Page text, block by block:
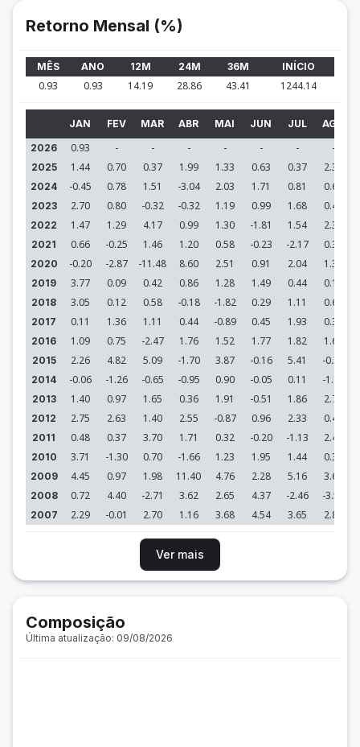
Retorno Mensal (%)
MÊS ANO 12M 24M 36M INÍCIO
0.93 0.93 14.19 28.86 43.41 1244.14
JAN FEV MAR ABR MAI JUN JUL AGO
2026
0.93 - - - - - - -
2025 1.44 0.70 0.37 1.99 1.33 0.63 0.37 2.30
2024 -0.45 0.78 1.51 -3.04 2.03 1.71 0.81 0.65
2023 2.70 0.80 -0.32 -0.32 1.19 0.99 1.68 0.43
2022 1.47 1.29 4.17 0.99 1.30 -1.81 1.54 2.33
2021 0.66 -0.25 1.46 1.20 0.58 -0.23 -2.17 0.32
2020 -0.20 -2.87 -11.48 8.60 2.51 0.91 2.04 1.32
2019 3.77 0.09 0.42 0.86 1.28 1.49 0.44 0.17
2018 3.05 0.12 0.58 -0.18 -1.82 0.29 1.11 0.69
2017 0.11 1.36 1.11 0.44 -0.89 0.45 1.93 0.37
2016 1.09 0.75 -2.47 1.76 1.52 1.77 1.82 1.64
2015 2.26 4.82 5.09 -1.70 3.87 -0.16 5.41 -0.31
2014 -0.06 -1.26 -0.65 -0.95 0.90 -0.05 0.11 -1.77
2013 1.40 0.97 1.65 0.36 1.91 -0.51 1.86 2.77
2012 2.75 2.63 1.40 2.55 -0.87 0.96 2.33 0.43
2011 0.48 0.37 3.70 1.71 0.32 -0.20 -1.13 2.43
2010 3.71 -1.30 0.70 -1.66 1.23 1.95 1.44 0.32
2009 4.45 0.97 1.98 11.40 4.76 2.28 5.16 3.68
2008 0.72 4.40 -2.71 3.62 2.65 4.37 -2.46 -3.53
2007 2.29 -0.01 2.70 1.16 3.68 4.54 3.65 2.89
Ver mais
Composição
Última atualização: 09/08/2026